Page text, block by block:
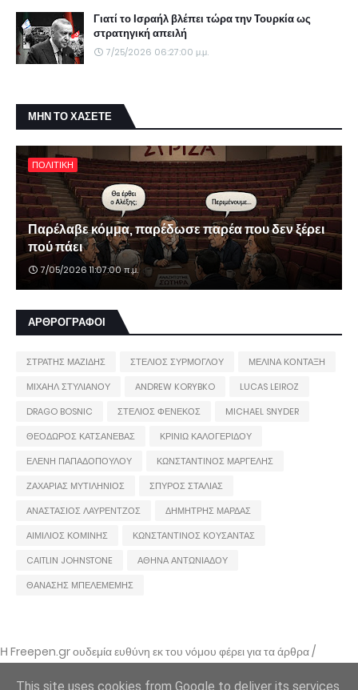
Γιατί το Ισραήλ βλέπει τώρα την Τουρκία ως
στρατηγική απειλή
7/25/2026 06:27:00 μ.μ.
ΜΗΝ ΤΟ ΧΑΣΕΤΕ
ΠΟΛΙΤΙΚΗ
Παρέλαβε κόμμα, παρέδωσε παρέα που δεν ξέρει
πού πάει
7/05/2026 11:07:00 π.μ.
ΑΡΘΡΟΓΡΑΦΟΙ
ΣΤΡΑΤΗΣ ΜΑΖΙΔΗΣ ΣΤΕΛΙΟΣ ΣΥΡΜΟΓΛΟΥ
ΜΕΛΙΝΑ ΚΟΝΤΑΞΗ
ΜΙΧΑΗΛ ΣΤΥΛΙΑΝΟΥ
ANDREW KORYBKO
LUCAS LEIROZ
DRAGO BOSNIC
ΣΤΕΛΙΟΣ ΦΕΝΕΚΟΣ
MICHAEL SNYDER
ΘΕΟΔΩΡΟΣ ΚΑΤΣΑΝΕΒΑΣ
ΚΡΙΝΙΩ ΚΑΛΟΓΕΡΙΔΟΥ
ΕΛΕΝΗ ΠΑΠΑΔΟΠΟΥΛΟΥ
ΚΩΝΣΤΑΝΤΙΝΟΣ ΜΑΡΓΕΛΗΣ
ΖΑΧΑΡΙΑΣ ΜΥΤΙΛΗΝΙΟΣ
ΣΠΥΡΟΣ ΣΤΑΛΙΑΣ
ΑΝΑΣΤΑΣΙΟΣ ΛΑΥΡΕΝΤΖΟΣ
ΔΗΜΗΤΡΗΣ ΜΑΡΔΑΣ
ΑΙΜΙΛΙΟΣ ΚΟΜΙΝΗΣ
ΚΩΝΣΤΑΝΤΙΝΟΣ ΚΟΥΣΑΝΤΑΣ
CAITLIN JOHNSTONE
ΑΘΗΝΑ ΑΝΤΩΝΙΑΔΟΥ
ΘΑΝΑΣΗΣ ΜΠΕΛΕΜΕΜΗΣ
Η Freepen.gr ουδεμία ευθύνη εκ του νόμου φέρει για τα άρθρα /
αναρτήσεις που δημοσιεύονται και απηχούν τις απόψεις των συντακτών
τους και δε σημαίνει πως τα υιοθετεί. Σε περίπτωση που θεωρείτε πως
This site uses cookies from Google to deliver its services